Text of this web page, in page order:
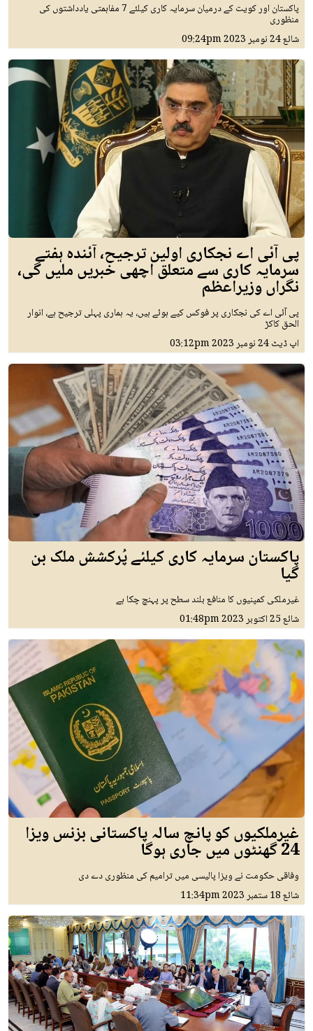
پاکستان اور کویت کے درمیان سرمایہ کاری کیلئے 7 مفاہمتی یادداشتوں کی
منظوری
شائع24 نومبر 2023 09:24pm
پی آئی اے نجکاری اولین ترجیح، آئندہ ہفتے
سرمایہ کاری سے متعلق اچھی خبریں ملیں گی،
نگراں وزیراعظم
پی آئی اے کی نجکاری پر فوکس کیے ہوئے ہیں، یہ ہماری پہلی ترجیح ہے، انوار
الحق کاکڑ
اپ ڈیٹ24 نومبر 2023 03:12pm
پاکستان سرمایہ کاری کیلئے پُرکشش ملک بن
گیا
غیرملکی کمپنیوں کا منافع بلند سطح پر پہنچ چکا ہے
شائع25 اکتوبر 2023 01:48pm
غیرملکیوں کو پانچ سالہ پاکستانی بزنس ویزا
24 گھنٹوں میں جاری ہوگا
وفاقی حکومت نے ویزا پالیسی میں ترامیم کی منظوری دے دی
شائع18 ستمبر 2023 11:34pm